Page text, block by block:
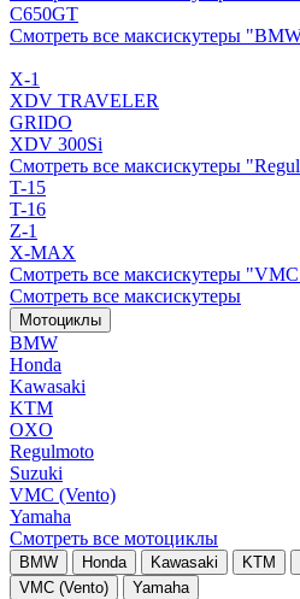
C650GT
Смотреть все максискутеры
X-1
XDV TRAVELER
GRIDO
XDV 300Si
Смотреть все максискутеры
T-15
T-16
Z-1
X-MAX
Смотреть все максискутеры
Смотреть все максискутеры
Мотоциклы
BMW
Honda
Kawasaki
KTM
OXO
Regulmoto
Suzuki
VMC (Vento)
Yamaha
Смотреть все мотоциклы
BMW Honda Kawasaki KTM
VMC (Vento)
Yamaha